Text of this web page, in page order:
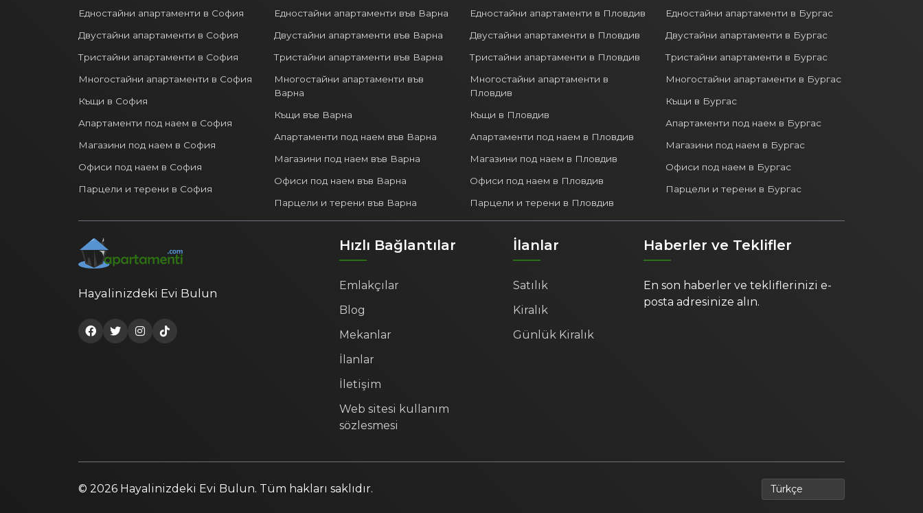
Едностайни апартаменти в София
Двустайни апартаменти в София
Тристайни апартаменти в София
Многостайни апартаменти в София
Къщи в София
Апартаменти под наем в София
Магазини под наем в София
Офиси под наем в София
Парцели и терени в София
Едностайни апартаменти във Варна
Двустайни апартаменти във Варна
Тристайни апартаменти във Варна
Многостайни апартаменти във
Варна
Къщи във Варна
Апартаменти под наем във Варна
Магазини под наем във Варна
Офиси под наем във Варна
Парцели и терени във Варна
Едностайни апартаменти в Пловдив
Двустайни апартаменти в Пловдив
Тристайни апартаменти в Пловдив
Многостайни апартаменти в
Пловдив
Къщи в Пловдив
Апартаменти под наем в Пловдив
Магазини под наем в Пловдив
Офиси под наем в Пловдив
Парцели и терени в Пловдив
Едностайни апартаменти в Бургас
Двустайни апартаменти в Бургас
Тристайни апартаменти в Бургас
Многостайни апартаменти в Бургас
Къщи в Бургас
Апартаменти под наем в Бургас
Магазини под наем в Бургас
Офиси под наем в Бургас
Парцели и терени в Бургас
Hayalinizdeki Evi Bulun
Hızlı Bağlantılar
Emlakçılar
Blog
Mekanlar
İlanlar
İletişim
Web sitesi kullanım
sözlesmesi
İlanlar
Satılık
Kiralık
Günlük Kiralık
Haberler ve Teklifler
En son haberler ve tekliflerinizi e-
posta adresinize alın.
© 2026 Hayalinizdeki Evi Bulun. Tüm hakları saklıdır.